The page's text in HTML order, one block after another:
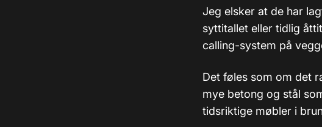
Jeg elsker at de har
syttitallet eller tidlig
calling-system på
Det føles som om det
mye betong og stål
tidsriktige møbler i